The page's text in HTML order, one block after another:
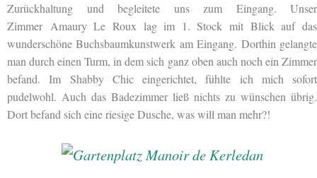
Zurückhaltung und begleitete uns zum Eingang. Unser
Zimmer Amaury Le Roux lag im 1. Stock mit Blick auf das
wunderschöne Buchsbaumkunstwerk am Eingang. Dorthin gelangte
man durch einen Turm, in dem sich ganz oben auch noch ein Zimmer
befand. Im Shabby Chic eingerichtet, fühlte ich mich sofort
pudelwohl. Auch das Badezimmer ließ nichts zu wünschen übrig.
Dort befand sich eine riesige Dusche, was will man mehr?!